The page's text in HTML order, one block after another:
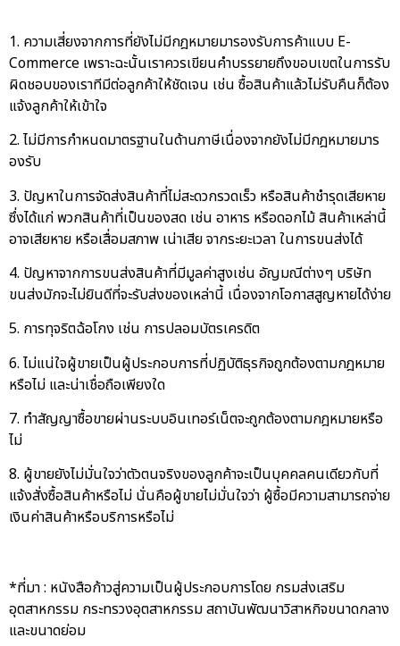
1. ความเสี่ยงจากการที่ยังไม่มีกฎหมายมารองรับการค้าแบบ E-
Commerce เพราะฉะนั้นเราควรเขียนคำบรรยายถึงขอบเขตในการรับ
ผิดชอบของเราทีมีต่อลูกค้าให้ชัดเจน เช่น ซื้อสินค้าแล้วไม่รับคืนก็ต้อง
แจ้งลูกค้าให้เข้าใจ
2. ไม่มีการกำหนดมาตรฐานในด้านภาษีเนื่องจากยังไม่มีกฎหมายมาร
องรับ
3. ปัญหาในการจัดส่งสินค้าที่ไม่สะดวกรวดเร็ว หรือสินค้าชำรุดเสียหาย
ซึ่งได้แก่ พวกสินค้าที่เป็นของสด เช่น อาหาร หรือดอกไม้ สินค้าเหล่านี้
อาจเสียหาย หรือเสื่อมสภาพ เน่าเสีย จากระยะเวลา ในการขนส่งได้
4. ปัญหาจากการขนส่งสินค้าที่มีมูลค่าสูงเช่น อัญมณีต่างๆ บริษัท
ขนส่งมักจะไม่ยินดีที่จะรับส่งของเหล่านี้ เนื่องจากโอกาสสูญหายได้ง่าย
5. การทุจริตฉ้อโกง เช่น การปลอมบัตรเครดิต
6. ไม่แน่ใจผู้ขายเป็นผู้ประกอบการที่ปฏิบัติธุรกิจถูกต้องตามกฎหมาย
หรือไม่ และน่าเชื่อถือเพียงใด
7. ทำสัญญาซื้อขายผ่านระบบอินเทอร์เน็ตจะถูกต้องตามกฎหมายหรือ
ไม่
8. ผู้ขายยังไม่มั่นใจว่าตัวตนจริงของลูกค้าจะเป็นบุคคลคนเดียวกับที่
แจ้งสั่งซื้อสินค้าหรือไม่ นั่นคือผู้ขายไม่มั่นใจว่า ผู้ซื้อมีความสามารถจ่าย
เงินค่าสินค้าหรือบริการหรือไม่
*ที่มา : หนังสือก้าวสู่ความเป็นผู้ประกอบการโดย กรมส่งเสริม
อุตสาหกรรม กระทรวงอุตสาหกรรม สถาบันพัฒนาวิสาหกิจขนาดกลาง
และขนาดย่อม